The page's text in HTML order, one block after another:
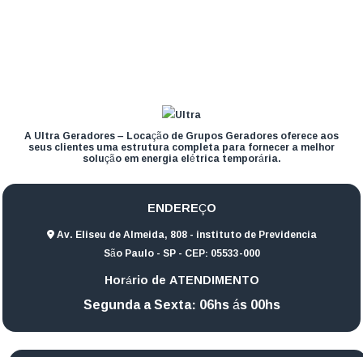
A Ultra Geradores – Locação de Grupos Geradores oferece aos
seus clientes uma estrutura completa para fornecer a melhor
solução em energia elétrica temporária.
ENDEREÇO
Av. Eliseu de Almeida, 808 - instituto de Previdencia
São Paulo - SP - CEP: 05533-000
Horário de ATENDIMENTO
Segunda a Sexta: 06hs ás 00hs